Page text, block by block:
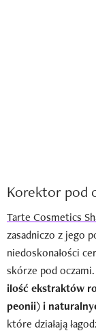
Korektor pod
Tarte Cosmetics
zasadniczo z jego
niedoskonałości
skórze pod
ilość ekstraktów
peonii) i
które działają